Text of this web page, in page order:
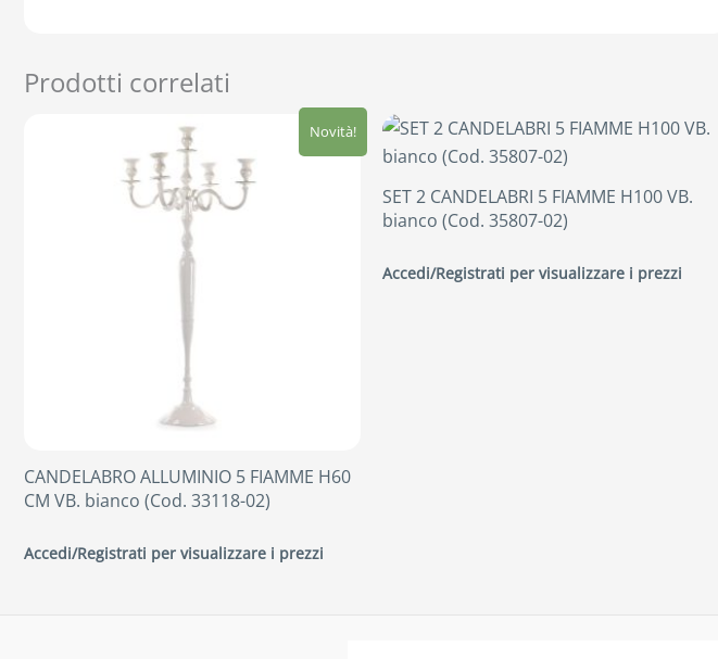
Prodotti correlati
Novità!
CANDELABRO ALLUMINIO 5 FIAMME H60
CM VB. bianco (Cod. 33118-02)
Accedi/Registrati per visualizzare i prezzi
SET 2 CANDELABRI 5 FIAMME H100 VB.
bianco (Cod. 35807-02)
Accedi/Registrati per visualizzare i prezzi